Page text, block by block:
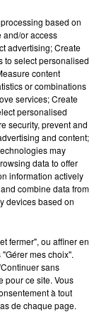
centrale
situation
est toujours
FERME
ville
de
based on
and/or access
advertising; Create
to select personalised
content
or combinations
services; Create
personalised
security, prevent and
and content;
may
data to offer
information actively
combine data from
devices based on
fermer", ou affiner en
mes choix".
sans
pour ce site. Vous
à tout
de chaque page.